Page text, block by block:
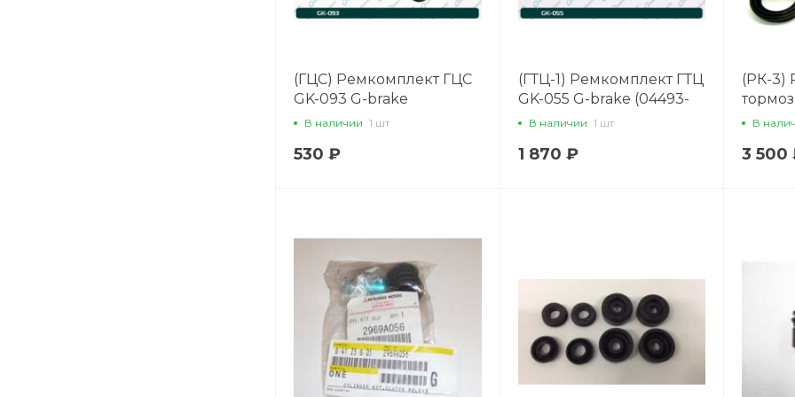
(ГЦС) Ремкомплект ГЦС
GK-093 G-brake
В наличии 1 шт
530 ₽
(ГТЦ-1) Ремкомплект ГТЦ
GK-055 G-brake (04493-
20310/04493-33040)
В наличии 1 шт
1 870 ₽
(РК-3)
44120-
В
3 500